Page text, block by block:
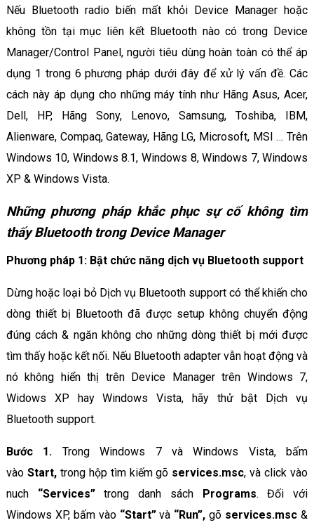
Nếu Bluetooth radio biến mất khỏi Device Manager hoặc
không tồn tại mục liên kết Bluetooth nào có trong Device
Manager/Control Panel, người tiêu dùng hoàn toàn có thể áp
dụng 1 trong 6 phương pháp dưới đây để xử lý vấn đề. Các
cách này áp dụng cho những máy tính như Hãng Asus, Acer,
Dell, HP, Hãng Sony, Lenovo, Samsung, Toshiba, IBM,
Alienware, Compaq, Gateway, Hãng LG, Microsoft, MSI … Trên
Windows 10, Windows 8.1, Windows 8, Windows 7, Windows
XP & Windows Vista.
Những phương pháp khắc phục sự cố không tìm
thấy Bluetooth trong Device Manager
Phương pháp 1: Bật chức năng dịch vụ Bluetooth support
Dừng hoặc loại bỏ Dịch vụ Bluetooth support có thể khiến cho
dòng thiết bị Bluetooth đã được setup không chuyển động
đúng cách & ngăn không cho những dòng thiết bị mới được
tìm thấy hoặc kết nối. Nếu Bluetooth adapter vẫn hoạt động và
nó không hiển thị trên Device Manager trên Windows 7,
Widows XP hay Windows Vista, hãy thử bật Dịch vụ
Bluetooth support.
Bước 1. Trong Windows 7 và Windows Vista, bấm
vào Start,trong hộp tìm kiếm gõ services.msc, và click vào
nuch “Services”trong danh sách Programs. Đối với
Windows XP, bấm vào “Start”và “Run”, gõ services.msc &